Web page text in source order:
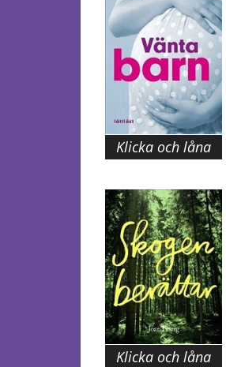
Klicka och låna
Klicka och låna